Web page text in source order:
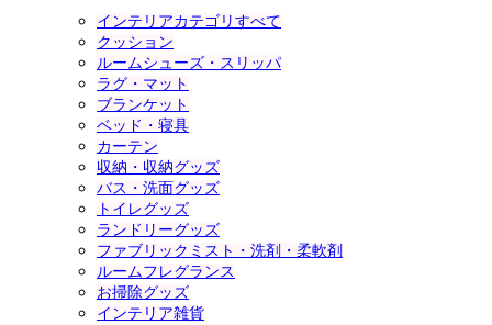
インテリアカテゴリすべて
クッション
ルームシューズ・スリッパ
ラグ・マット
ブランケット
ベッド・寝具
カーテン
収納・収納グッズ
バス・洗面グッズ
トイレグッズ
ランドリーグッズ
ファブリックミスト・洗剤・柔軟剤
ルームフレグランス
お掃除グッズ
インテリア雑貨